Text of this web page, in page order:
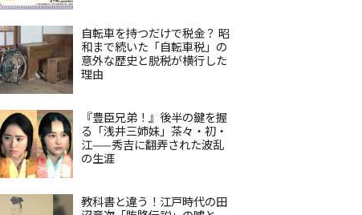
自転車を持つだけで税金？ 昭
和まで続いた「自転車税」の
意外な歴史と脱税が横行した
理由
『豊臣兄弟！』後半の鍵を握
る「浅井三姉妹」茶々・初・
江——秀吉に翻弄された波乱
の生涯
教科書と違う！江戸時代の田